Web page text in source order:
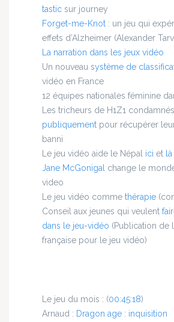
tastic sur journey
Forget-me-Knot : un jeu qui
effets d’Alzheimer (Alexander
La narration dans les jeux vidéo
Un nouveau système de
vidéo en France
12 équipes nationales féminine
Les tricheurs de H1Z1
publiquement pour récupérer
banni
Le jeu vidéo aide le Népal ici et là
Jane McGonigal change le
video
Le jeu vidéo comme thérapie
Conseil aux jeunes qui veulent
dans le jeu-vidéo (Publication de
française pour le jeu vidéo)
Le jeu du mois : (00:45:18)
Arnaud : Dragon age : inquisition